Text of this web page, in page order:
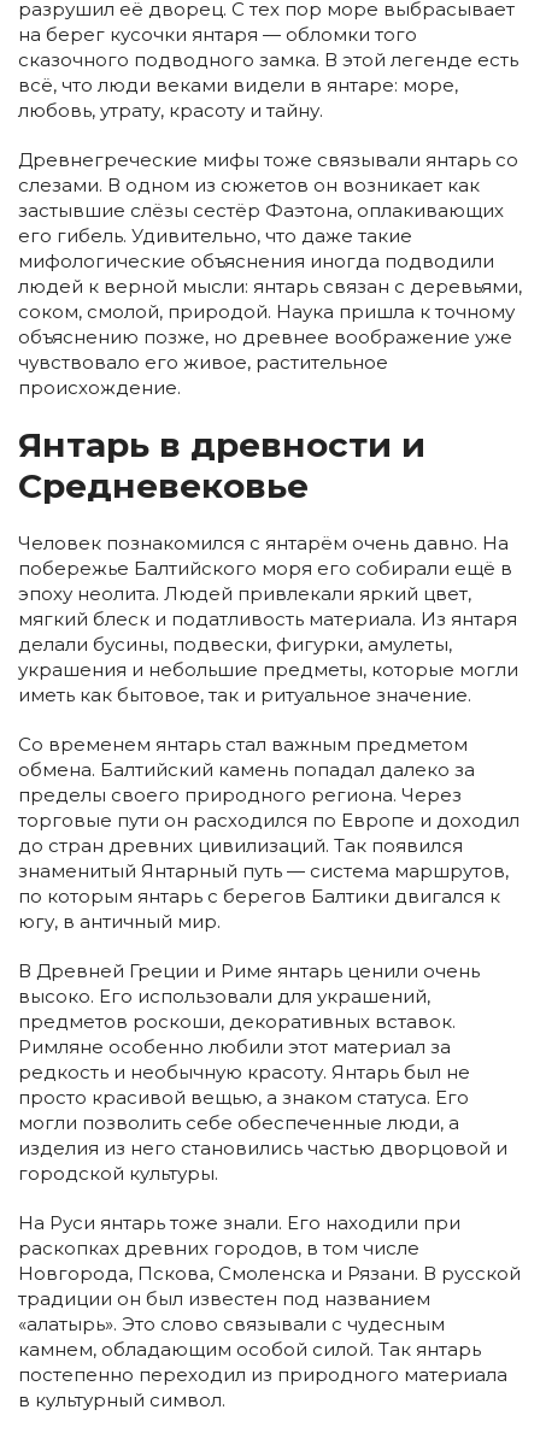
разрушил её дворец. С тех пор море выбрасывает
на берег кусочки янтаря — обломки того
сказочного подводного замка. В этой легенде есть
всё, что люди веками видели в янтаре: море,
любовь, утрату, красоту и тайну.
Древнегреческие мифы тоже связывали янтарь со
слезами. В одном из сюжетов он возникает как
застывшие слёзы сестёр Фаэтона, оплакивающих
его гибель. Удивительно, что даже такие
мифологические объяснения иногда подводили
людей к верной мысли: янтарь связан с деревьями,
соком, смолой, природой. Наука пришла к точному
объяснению позже, но древнее воображение уже
чувствовало его живое, растительное
происхождение.
Янтарь в древности и
Средневековье
Человек познакомился с янтарём очень давно. На
побережье Балтийского моря его собирали ещё в
эпоху неолита. Людей привлекали яркий цвет,
мягкий блеск и податливость материала. Из янтаря
делали бусины, подвески, фигурки, амулеты,
украшения и небольшие предметы, которые могли
иметь как бытовое, так и ритуальное значение.
Со временем янтарь стал важным предметом
обмена. Балтийский камень попадал далеко за
пределы своего природного региона. Через
торговые пути он расходился по Европе и доходил
до стран древних цивилизаций. Так появился
знаменитый Янтарный путь — система маршрутов,
по которым янтарь с берегов Балтики двигался к
югу, в античный мир.
В Древней Греции и Риме янтарь ценили очень
высоко. Его использовали для украшений,
предметов роскоши, декоративных вставок.
Римляне особенно любили этот материал за
редкость и необычную красоту. Янтарь был не
просто красивой вещью, а знаком статуса. Его
могли позволить себе обеспеченные люди, а
изделия из него становились частью дворцовой и
городской культуры.
На Руси янтарь тоже знали. Его находили при
раскопках древних городов, в том числе
Новгорода, Пскова, Смоленска и Рязани. В русской
традиции он был известен под названием
«алатырь». Это слово связывали с чудесным
камнем, обладающим особой силой. Так янтарь
постепенно переходил из природного материала
в культурный символ.